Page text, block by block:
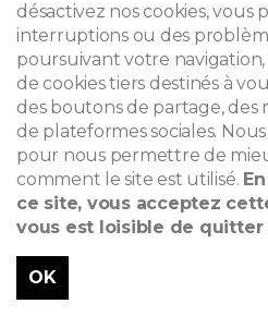
désactivez nos cookies,
interruptions ou des
poursuivant votre
de cookies tiers destinés à
des boutons de partage,
de plateformes sociales.
pour nous permettre de
comment le site est utilisé.
ce site, vous acceptez
vous est loisible de
OK